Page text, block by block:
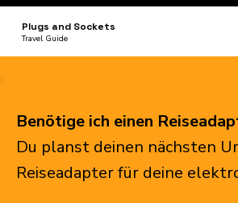
Plugs and Sockets
Travel Guide
Benötige ich einen
Du planst deinen nächsten
Reiseadapter für deine